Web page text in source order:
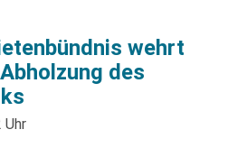
wehrt
des
Uhr